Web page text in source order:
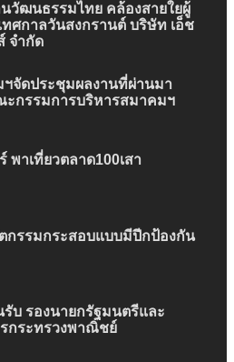
วัฒนธรรมไทย คล้องสายใยผู้
ทศกาลวันสงกรานต์ บริษัท เอ็ช
จำกัด
ฯจัดประชุมผลงานที่ผ่านมา
กรรมการบริหารสมาคมฯ
พาเที่ยวตลาด100เสา
กรรมกระสอบแบบมีปีกป้องกัน
รับ รองนายกรัฐมนตรีและ
กระทรวงพาณิชย์